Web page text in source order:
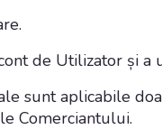
de Utilizator și a
sunt aplicabile
Comerciantului.